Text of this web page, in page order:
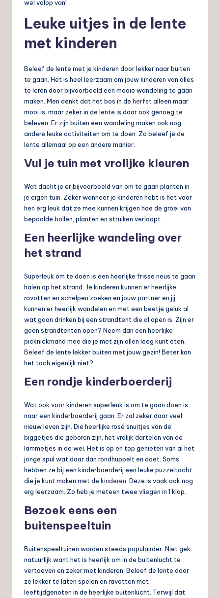
wel volop van!
Leuke uitjes in de lente
met kinderen
Beleef de lente met je kinderen door lekker naar buiten
te gaan. Het is heel leerzaam om jouw kinderen van alles
te leren door bijvoorbeeld een mooie wandeling te gaan
maken. Men denkt dat het bos in de herfst alleen maar
mooi is, maar zeker in de lente is daar ook genoeg te
beleven. Er zijn buiten een wandeling maken ook nog
andere leuke activiteiten om te doen. Zo beleef je de
lente allemaal op een andere manier.
Vul je tuin met vrolijke kleuren
Wat dacht je er bijvoorbeeld van om te gaan planten in
je eigen tuin. Zeker wanneer je kinderen hebt is het voor
hen erg leuk dat ze mee kunnen krijgen hoe de groei van
bepaalde bollen, planten en struiken verloopt.
Een heerlijke wandeling over
het strand
Superleuk om te doen is een heerlijke frisse neus te gaan
halen op het strand. Je kinderen kunnen er heerlijke
ravotten en schelpen zoeken en jouw partner en jij
kunnen er heerlijk wandelen en met een beetje geluk al
wat gaan drinken bij een strandtent die al open is. Zijn er
geen strandtenten open? Neem dan een heerlijke
picknickmand mee die je met zijn allen leeg kunt eten.
Beleef de lente lekker buiten met jouw gezin! Beter kan
het toch eigenlijk niet?
Een rondje kinderboerderij
Wat ook voor kinderen superleuk is om te gaan doen is
naar een kinderboerderij gaan. Er zal zeker daar veel
nieuw leven zijn. Die heerlijke rosé snuitjes van de
biggetjes die geboren zijn, het vrolijk dartelen van de
lammetjes in de wei. Het is op en top genieten van al het
jonge spul wat daar dan rondhuppelt en doet. Soms
hebben ze bij een kinderboerderij een leuke puzzeltocht
die je kunt maken met de kinderen . Deze is vaak ook nog
erg leerzaam. Zo heb je meteen twee vliegen in 1 klap.
Bezoek eens een
buitenspeeltuin
Buitenspeeltuinen worden steeds populairder. Niet gek
natuurlijk want het is heerlijk om in de buitenlucht te
vertoeven en zeker met kinderen. Beleef de lente door
ze lekker te laten spelen en ravotten met
leeftijdgenoten in de heerlijke buitenlucht. Terwijl dat